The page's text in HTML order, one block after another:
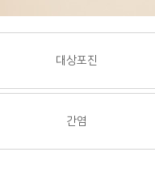
대상포진
간염